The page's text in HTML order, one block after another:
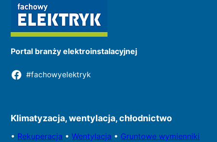
Portal branży elektroinstalacyjnej
#fachowyelektryk
Klimatyzacja, wentylacja, chłodnictwo
• Rekuperacja •Wentylacja • Gruntowe wymienniki